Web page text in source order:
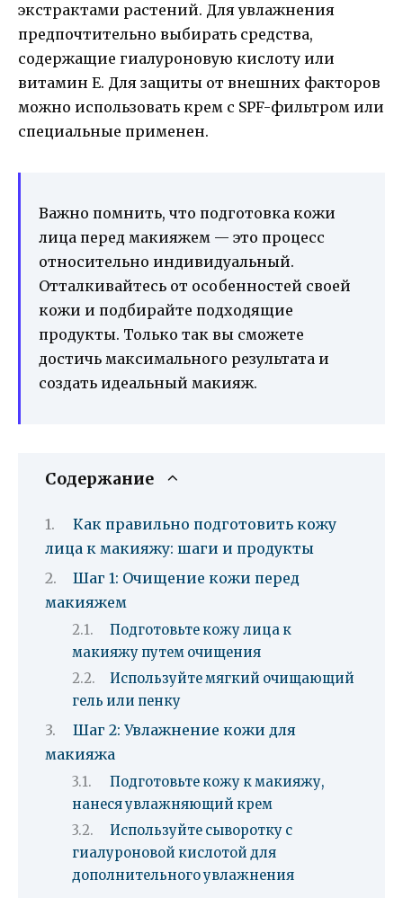
экстрактами растений. Для увлажнения
предпочтительно выбирать средства,
содержащие гиалуроновую кислоту или
витамин Е. Для защиты от внешних факторов
можно использовать крем с SPF-фильтром или
специальные применен.
Важно помнить, что подготовка кожи
лица перед макияжем — это процесс
относительно индивидуальный.
Отталкивайтесь от особенностей своей
кожи и подбирайте подходящие
продукты. Только так вы сможете
достичь максимального результата и
создать идеальный макияж.
Содержание
Как правильно подготовить кожу
лица к макияжу: шаги и продукты
Шаг 1: Очищение кожи перед
макияжем
Подготовьте кожу лица к
макияжу путем очищения
Используйте мягкий очищающий
гель или пенку
Шаг 2: Увлажнение кожи для
макияжа
Подготовьте кожу к макияжу,
нанеся увлажняющий крем
Используйте сыворотку с
гиалуроновой кислотой для
дополнительного увлажнения